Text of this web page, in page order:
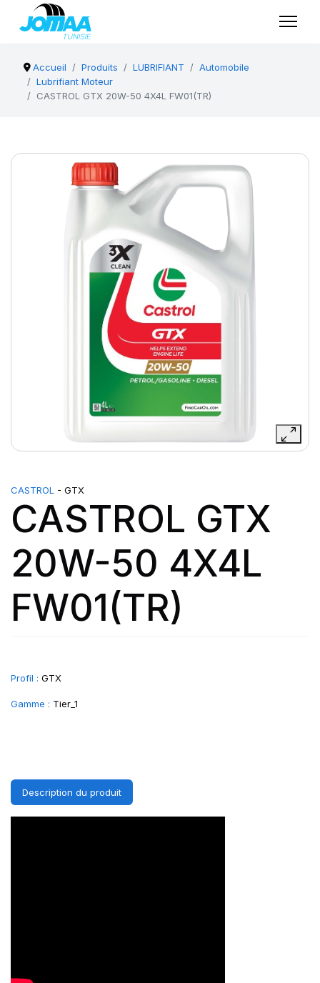
Accueil Produits LUBRIFIANT
Automobile
Lubrifiant Moteur
CASTROL GTX 20W-50 4X4L FW01(TR)
CASTROL - GTX
CASTROL GTX
20W-50 4X4L
FW01(TR)
Profil : GTX
Gamme : Tier_1
Description du produit